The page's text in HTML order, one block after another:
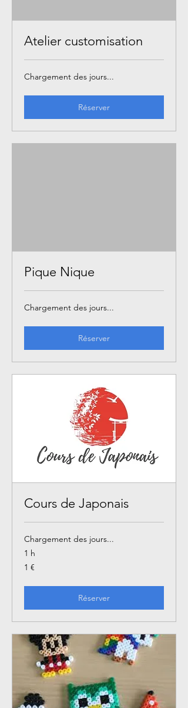
Atelier customisation
Chargement des jours...
Réserver
Pique Nique
Chargement des jours...
Réserver
Cours de Japonais
Chargement des jours...
1 h
1
euro
1 €
Réserver